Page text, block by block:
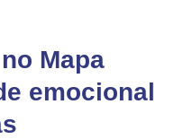
Mapa
emocional